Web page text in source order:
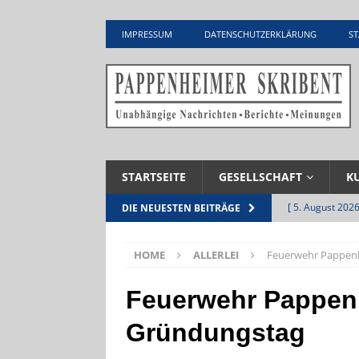
IMPRESSUM DATENSCHUTZERKLÄRUNG
STARTSEITE GESELLSCHAFT
DIE NEUESTEN BEITRÄGE [ 5. August
[ 5. August
[ 4. August 2026
HOME ALLERLEI Feuerwehr
Feuerwehr
Gründungstag